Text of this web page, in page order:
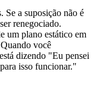
Se a suposição não é
renegociado.
um plano estático em
você
dizendo "Eu pensei
isso funcionar."